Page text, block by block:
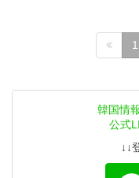
1
韓国情
公式
↓↓